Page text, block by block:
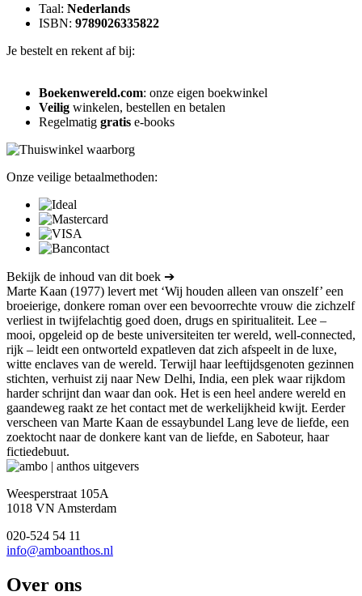
Taal: Nederlands
ISBN: 9789026335822
Je bestelt en rekent af bij:
Boekenwereld.com: onze eigen boekwinkel
Veilig winkelen, bestellen en betalen
Regelmatig gratis e-books
Onze veilige betaalmethoden:
Bekijk de inhoud van dit boek ➔
Marte Kaan (1977) levert met ‘Wij houden alleen van onszelf’ een
broeierige, donkere roman over een bevoorrechte vrouw die zichzelf
verliest in twijfelachtig goed doen, drugs en spiritualiteit. Lee –
mooi, opgeleid op de beste universiteiten ter wereld, well-connected,
rijk – leidt een ontworteld expatleven dat zich afspeelt in de luxe,
witte enclaves van de wereld. Terwijl haar leeftijdsgenoten gezinnen
stichten, verhuist zij naar New Delhi, India, een plek waar rijkdom
harder schrijnt dan waar dan ook. Het is een heel andere wereld en
gaandeweg raakt ze het contact met de werkelijkheid kwijt. Eerder
verscheen van Marte Kaan de essaybundel Lang leve de liefde, een
zoektocht naar de donkere kant van de liefde, en Saboteur, haar
fictiedebuut.
Weesperstraat 105A
1018 VN Amsterdam
020-524 54 11
info@amboanthos.nl
Over ons